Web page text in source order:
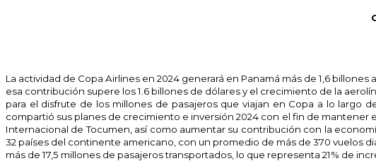
La actividad de Copa Airlines en 2024 generará en Panamá más de 1,6
esa contribución supere los 1.6 billones de dólares y el crecimiento de la
para el disfrute de los millones de pasajeros que viajan en Copa a lo largo
compartió sus planes de crecimiento e inversión 2024 con el fin de
Internacional de Tocumen, así como aumentar su contribución con la
32 países del continente americano, con un promedio de más de 370 vuelos
más de 17,5 millones de pasajeros transportados, lo que representa 21% de